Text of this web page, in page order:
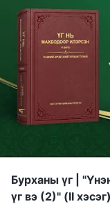
Бурханы үг |
үг вэ (2)" (II хэсэг)